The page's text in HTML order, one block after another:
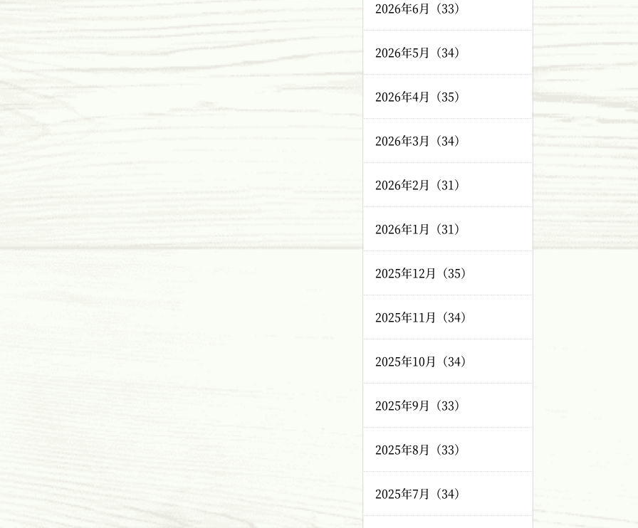
2026年6月（33）
2026年5月（34）
2026年4月（35）
2026年3月（34）
2026年2月（31）
2026年1月（31）
2025年12月（35）
2025年11月（34）
2025年10月（34）
2025年9月（33）
2025年8月（33）
2025年7月（34）